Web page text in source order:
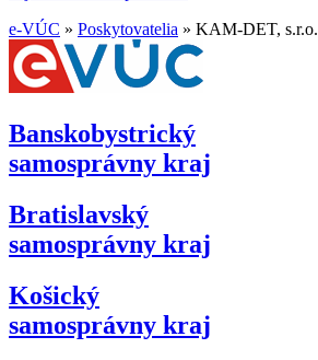
e-VÚC » Poskytovatelia » KAM-DET, s.r.o.
Banskobystrický
samosprávny kraj
Bratislavský
samosprávny kraj
Košický
samosprávny kraj